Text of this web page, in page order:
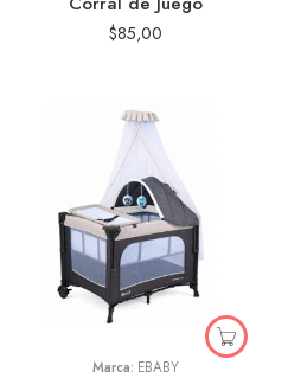
$85,00
Marca: EBABY